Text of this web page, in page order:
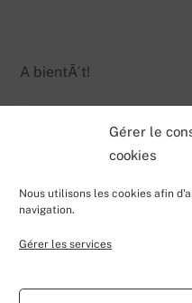
Gérer le
cookies
Nous utilisons les cookies afin
navigation.
Gérer les services
A bientÃ´t!
Valentin Lecerf's